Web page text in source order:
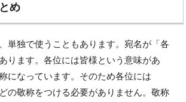
め
単独で使うこともあります。宛名が「各
ります。各位には皆様という意味があ
になっています。そのため各位には
の敬称をつける必要がありません。敬称